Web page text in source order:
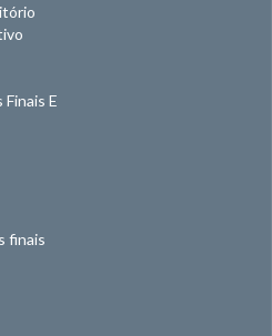
Finais E
finais